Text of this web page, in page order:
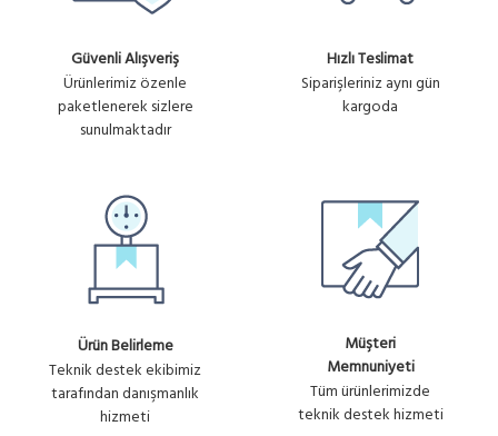
Güvenli Alışveriş
Ürünlerimiz özenle
paketlenerek sizlere
sunulmaktadır
Hızlı Teslimat
Siparişleriniz aynı gün
kargoda
Ürün Belirleme
Teknik destek ekibimiz
tarafından danışmanlık
hizmeti
Müşteri
Memnuniyeti
Tüm ürünlerimizde
teknik destek hizmeti